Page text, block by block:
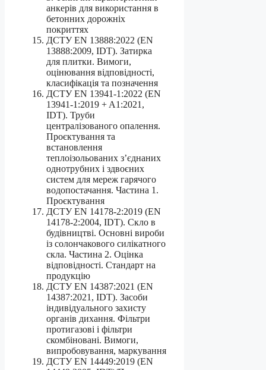
анкерів для використання в
бетонних дорожніх
покриттях
ДСТУ EN 13888:2022 (EN
13888:2009, IDT). Затирка
для плитки. Вимоги,
оцінювання відповідності,
класифікація та позначення
ДСТУ EN 13941-1:2022 (EN
13941-1:2019 + A1:2021,
IDT). Труби
централізованого опалення.
Проєктування та
встановлення
теплоізольованих з’єднаних
однотрубних і здвоєних
систем для мереж гарячого
водопостачання. Частина 1.
Проєктування
ДСТУ EN 14178-2:2019 (EN
14178-2:2004, IDT). Скло в
будівництві. Основні вироби
із солончакового силікатного
скла. Частина 2. Оцінка
відповідності. Стандарт на
продукцію
ДСТУ EN 14387:2021 (EN
14387:2021, IDT). Засоби
індивідуального захисту
органів дихання. Фільтри
протигазові і фільтри
скомбіновані. Вимоги,
випробовування, маркування
ДСТУ EN 14449:2019 (EN